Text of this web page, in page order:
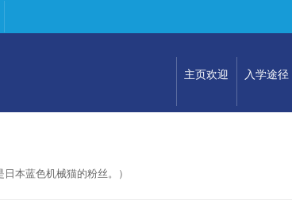
主页欢迎 入学途径
本蓝色机械猫的粉丝。）